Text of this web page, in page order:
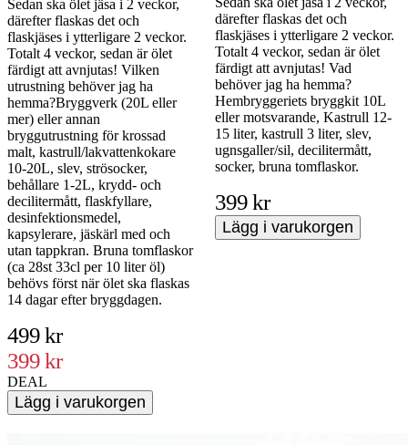
Sedan ska ölet jäsa i 2 veckor,
därefter flaskas det och
flaskjäses i ytterligare 2 veckor.
Totalt 4 veckor, sedan är ölet
färdigt att avnjutas! Vilken
utrustning behöver jag ha
hemma?Bryggverk (20L eller
mer) eller annan
bryggutrustning för krossad
malt, kastrull/lakvattenkokare
10-20L, slev, strösocker,
behållare 1-2L, krydd- och
decilitermått, flaskfyllare,
desinfektionsmedel,
kapsylerare, jäskärl med och
utan tappkran. Bruna tomflaskor
(ca 28st 33cl per 10 liter öl)
behövs först när ölet ska flaskas
14 dagar efter bryggdagen.
499 kr
399 kr
DEAL
Lägg i varukorgen
därefter flaskas det och
flaskjäses i ytterligare 2 veckor.
Totalt 4 veckor, sedan är ölet
färdigt att avnjutas! Vad
behöver jag ha hemma?
Hembryggeriets bryggkit 10L
eller motsvarande, Kastrull 12-
15 liter, kastrull 3 liter, slev,
ugnsgaller/sil, decilitermått,
socker, bruna tomflaskor.
399 kr
Lägg i varukorgen